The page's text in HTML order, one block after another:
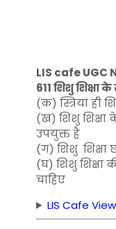
LIS cafe UGC
611 शिशु शिक्षा
(क) स्त्रियां ही
(ख) शिशु शिक्षा
उपयुक्त है
(ग) शिशु शिक्षा
(घ) शिशु शिक्षा
चाहिए
LIS Cafe